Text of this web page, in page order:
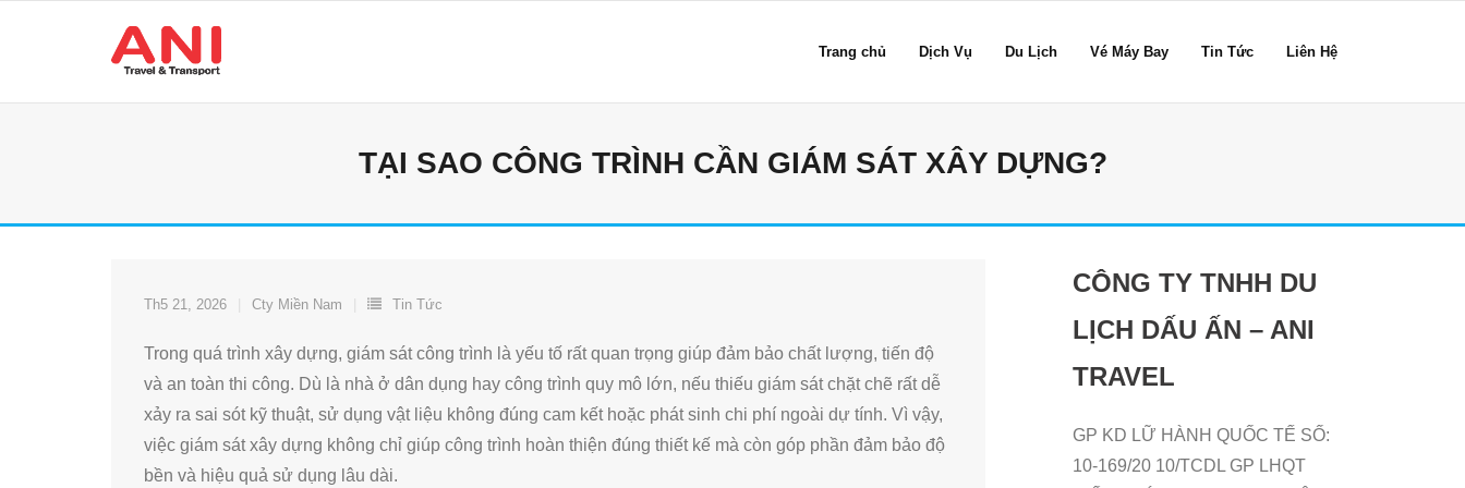
Trang chủ Dịch Vụ Du Lịch Vé Máy Bay Tin Tức Liên Hệ
TẠI SAO CÔNG TRÌNH CẦN GIÁM SÁT XÂY DỰNG?
Th5 21, 2026 Cty Miền Nam Tin Tức
Trong quá trình xây dựng, giám sát công trình là yếu tố rất quan trọng giúp đảm bảo chất lượng, tiến độ
và an toàn thi công. Dù là nhà ở dân dụng hay công trình quy mô lớn, nếu thiếu giám sát chặt chẽ rất dễ
xảy ra sai sót kỹ thuật, sử dụng vật liệu không đúng cam kết hoặc phát sinh chi phí ngoài dự tính. Vì vậy,
việc giám sát xây dựng không chỉ giúp công trình hoàn thiện đúng thiết kế mà còn góp phần đảm bảo độ
bền và hiệu quả sử dụng lâu dài.
CÔNG TY TNHH DU
LỊCH DẤU ẤN – ANI
TRAVEL
GP KD LỮ HÀNH QUỐC TẾ SỐ:
10-169/20 10/TCDL GP LHQT